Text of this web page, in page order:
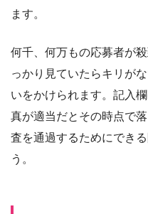
ます。
何千、何万もの応募者が
っかり見ていたらキリが
いをかけられます。記入
真が適当だとその時点で
査を通過するためにでき
う。